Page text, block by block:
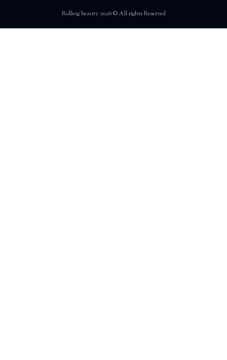
Rolling beauty 2026 © All rights Reserved